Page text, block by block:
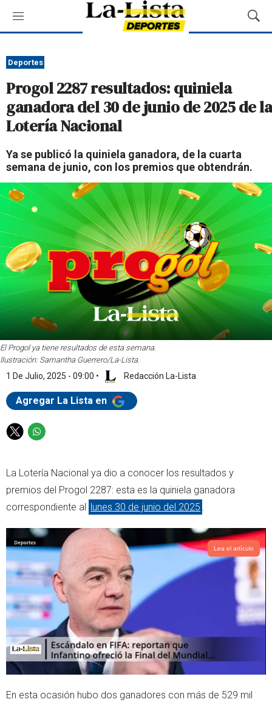
M
e
ú
M
o
B
d
a
Deportes
Progol 2287 resultados: quiniela
ganadora del 30 de junio de 2025 de la
Lotería Nacional
Ya se publicó la quiniela ganadora, de la cuarta
semana de junio, con los premios que obtendrán.
El Progol ya tiene resultados de esta semana.
Ilustración: Samantha Guerrero/La-Lista.
1 De Julio, 2025 - 09:00 • Redacción La-Lista
Agregar La Lista en
T
t
t
r
W
t
s
p
p
La Lotería Nacional ya dio a conocer los resultados y
premios del Progol 2287: esta es la quiniela ganadora
correspondiente al lunes 30 de junio del 2025 .
Lea el artículo
En esta ocasión hubo dos ganadores con más de 529 mil